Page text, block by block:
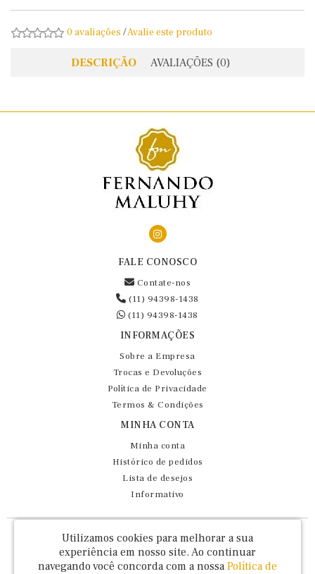
0 avaliações /Avalie este produto
DESCRIÇÃO AVALIAÇÕES (0)
FALE CONOSCO
Contate-nos
(11) 94398-1438
(11) 94398-1438
INFORMAÇÕES
Sobre a Empresa
Trocas e Devoluções
Política de Privacidade
Termos & Condições
MINHA CONTA
Minha conta
Histórico de pedidos
Lista de desejos
Informativo
Fernando Maluhy Cia Ltda - CNPJ: 60.458.825/0001-86
Rua Dr Euclydes da Cunha, 47 - Brás - São Paulo / SP - CEP 03016-030
Utilizamos cookies para melhorar a sua
experiência em nosso site. Ao continuar
navegando você concorda com a nossa Política de